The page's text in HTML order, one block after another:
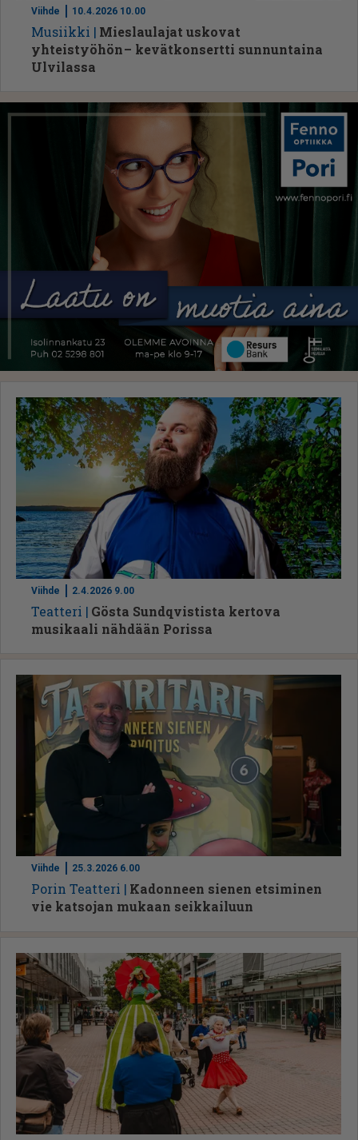
Viihde 10.4.2026 10.00
Mu­siik­ki
Mieslaulajat uskovat
yhteistyöhön – kevätkonsertti sunnuntaina
Ulvilassa
Viihde 2.4.2026 9.00
Te­at­te­ri
Gösta Sundqvistista kertova
musikaali nähdään Porissa
Viihde 25.3.2026 6.00
Po­rin Te­at­te­ri
Kadonneen sienen etsiminen
vie katsojan mukaan seikkailuun